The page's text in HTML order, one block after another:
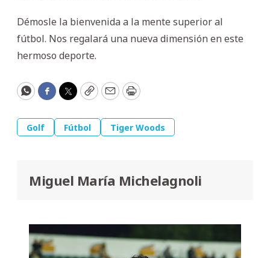
Démosle la bienvenida a la mente superior al
fútbol. Nos regalará una nueva dimensión en este
hermoso deporte.
WhatsApp
Facebook
Twitter
CopyEmailPrint
Golf Fútbol Tiger Woods
Miguel María Michelagnoli